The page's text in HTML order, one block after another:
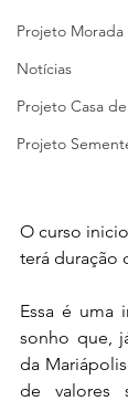
Projeto Morada
Notícias
Projeto Casa
Projeto
O curso
terá duração
Essa é uma
sonho que,
da
de valores